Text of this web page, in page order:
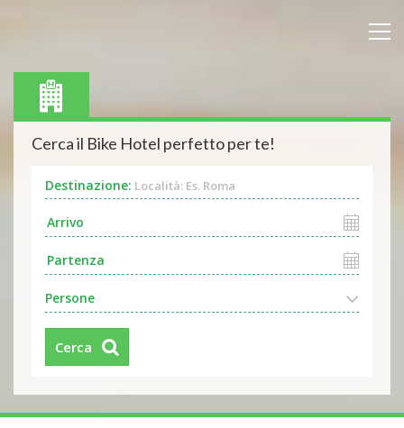
Cerca il Bike Hotel perfetto per te!
Destinazione: Località: Es. Roma
Persone
Cerca